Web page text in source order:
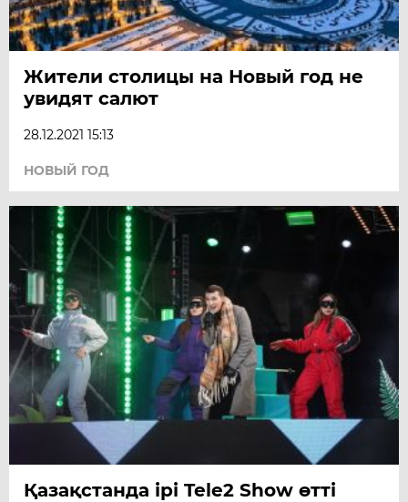
Жители столицы на Новый год не
увидят салют
28.12.2021 15:13
НОВЫЙ ГОД
Қазақстанда ірі Tele2 Show өтті